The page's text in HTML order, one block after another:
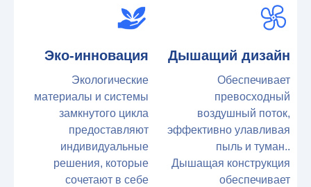
Эко-инновация
Экологические
материалы и системы
замкнутого цикла
предоставляют
индивидуальные
решения, которые
сочетают в себе
Дышащий дизайн
Обеспечивает
превосходный
воздушный поток,
эффективно улавливая
пыль и туман..
Дышащая конструкция
обеспечивает